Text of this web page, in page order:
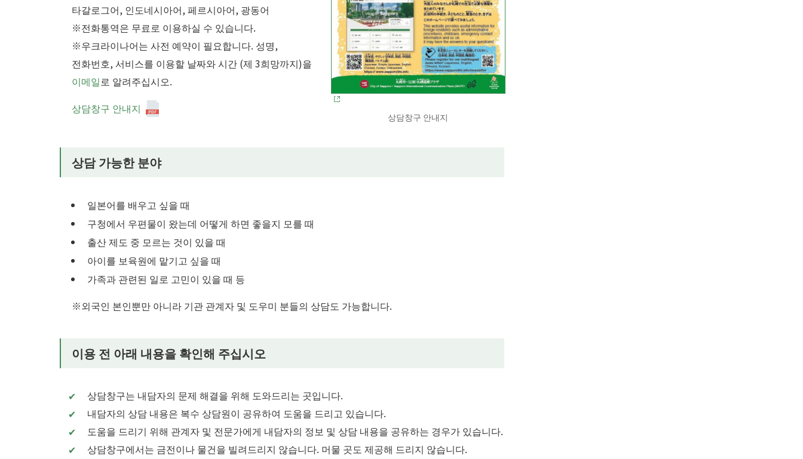
타갈로그어, 인도네시아어, 페르시아어, 광동어
※전화통역은 무료로 이용하실 수 있습니다.
※우크라이나어는 사전 예약이 필요합니다. 성명,
전화번호, 서비스를 이용할 날짜와 시간 (제 3희망까지)을
이메일로 알려주십시오.
상담창구 안내지
상담창구 안내지
상담 가능한 분야
일본어를 배우고 싶을 때
구청에서 우편물이 왔는데 어떻게 하면 좋을지 모를 때
출산 제도 중 모르는 것이 있을 때
아이를 보육원에 맡기고 싶을 때
가족과 관련된 일로 고민이 있을 때 등
※외국인 본인뿐만 아니라 기관 관계자 및 도우미 분들의 상담도 가능합니다.
이용 전 아래 내용을 확인해 주십시오
상담창구는 내담자의 문제 해결을 위해 도와드리는 곳입니다.
내담자의 상담 내용은 복수 상담원이 공유하여 도움을 드리고 있습니다.
도움을 드리기 위해 관계자 및 전문가에게 내담자의 정보 및 상담 내용을 공유하는 경우가 있습니다.
상담창구에서는 금전이나 물건을 빌려드리지 않습니다. 머물 곳도 제공해 드리지 않습니다.